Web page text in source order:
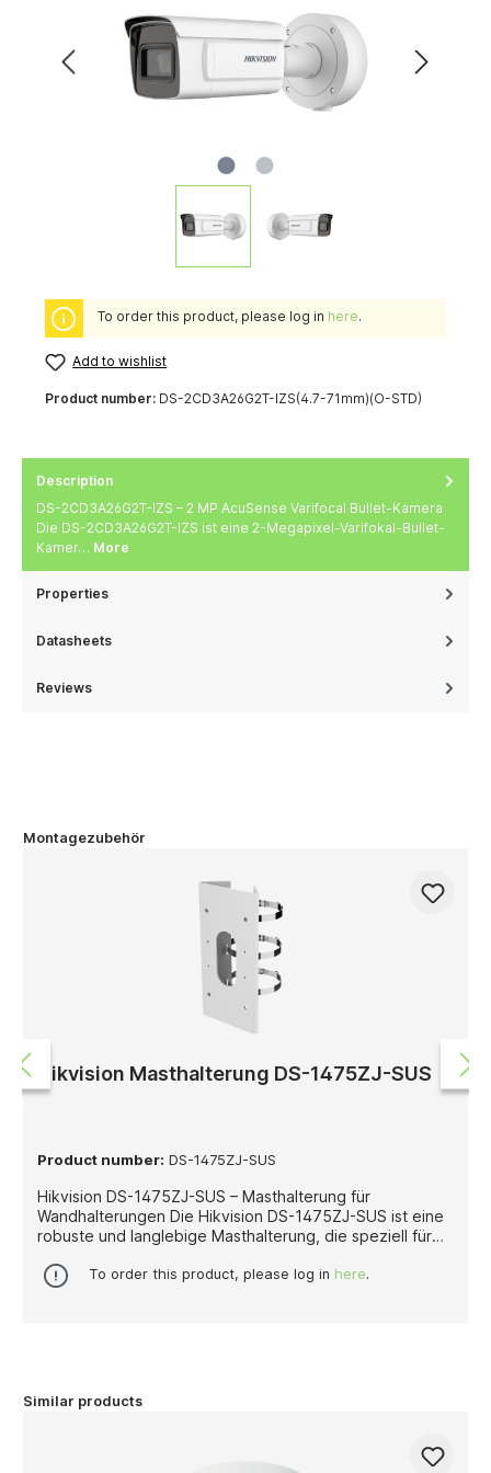
To order this product, please log in here.
Add to wishlist
Product number: DS-2CD3A26G2T-IZS(4.7-71mm)(O-STD)
Description
DS-2CD3A26G2T-IZS – 2 MP AcuSense Varifocal Bullet-Kamera
Die DS-2CD3A26G2T-IZS ist eine 2-Megapixel-Varifokal-Bullet-
Kamer… More
Properties
Datasheets
Reviews
Montagezubehör
Hikvision Masthalterung DS-1475ZJ-SUS
Product number: DS-1475ZJ-SUS
Hikvision DS-1475ZJ-SUS – Masthalterung für
Wandhalterungen Die Hikvision DS-1475ZJ-SUS ist eine
robuste und langlebige Masthalterung, die speziell für
Kombination mit Wandhalterungen entwickelt wurde. Sie
Korrosionsbeständigkeit, hohe Belastbarkeit und lange
Lebensdauer, selbst bei anspruchsvollen
To order this product, please log in here.
Similar products